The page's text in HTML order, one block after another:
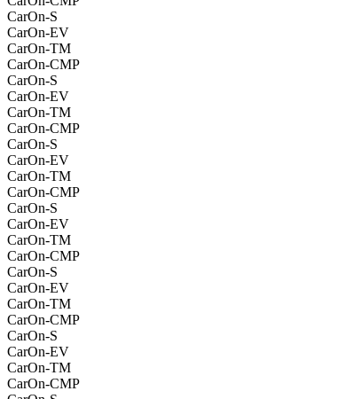
CarOn-S
CarOn-EV
CarOn-TM
CarOn-CMP
CarOn-S
CarOn-EV
CarOn-TM
CarOn-CMP
CarOn-S
CarOn-EV
CarOn-TM
CarOn-CMP
CarOn-S
CarOn-EV
CarOn-TM
CarOn-CMP
CarOn-S
CarOn-EV
CarOn-TM
CarOn-CMP
CarOn-S
CarOn-EV
CarOn-TM
CarOn-CMP